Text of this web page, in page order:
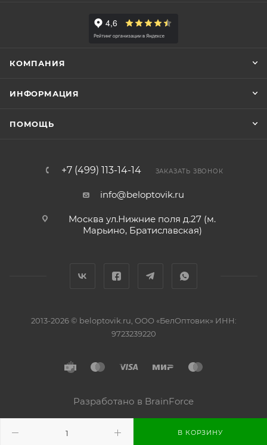
В КОРЗИНУ
КОМПАНИЯ
ИНФОРМАЦИЯ
ПОМОЩЬ
+7 (499) 113-14-14 ЗАКАЗАТЬ ЗВОНОК
info@beloptovik.ru
Москва ул.Нижние поля д.27 (м.
Марьино, Братиславская)
2013-2026 © beloptovik.ru, ООО «БелОптовик» ИНН:
9723239220
Разработано в BrainForce